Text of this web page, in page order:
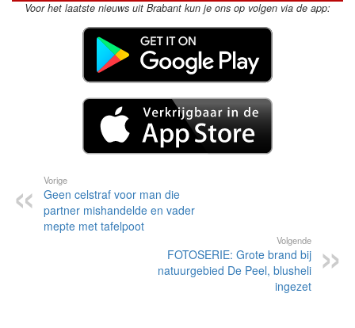
Voor het laatste nieuws uit Brabant kun je ons op volgen via de app:
Vorige
Geen celstraf voor man die
partner mishandelde en vader
mepte met tafelpoot
Volgende
FOTOSERIE: Grote brand bij
natuurgebied De Peel, blusheli
ingezet